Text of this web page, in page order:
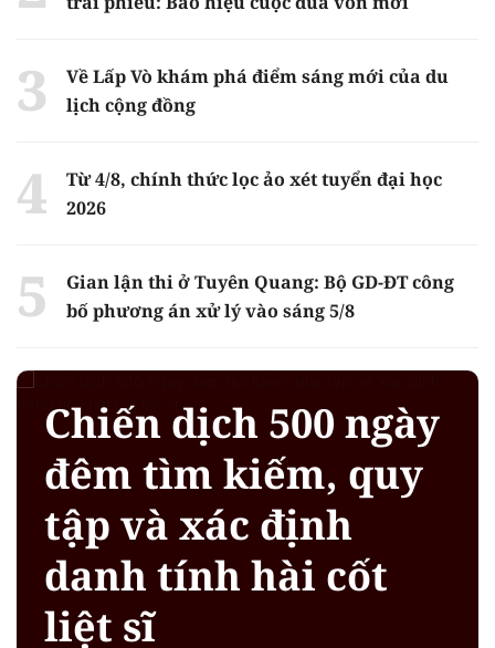
Về Lấp Vò khám phá điểm sáng mới của du
lịch cộng đồng
Từ 4/8, chính thức lọc ảo xét tuyển đại học
2026
Gian lận thi ở Tuyên Quang: Bộ GD-ĐT công
bố phương án xử lý vào sáng 5/8
Chiến dịch 500 ngày
đêm tìm kiếm, quy
tập và xác định
danh tính hài cốt
liệt sĩ